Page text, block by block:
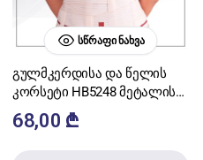
ᲡᲬᲠᲐᲤᲘ ᲜᲐᲮᲕᲐ
გულმკერდისა და წელის
კორსეტი HB5248 მეტალის
ჩანართით
68,00 ₾